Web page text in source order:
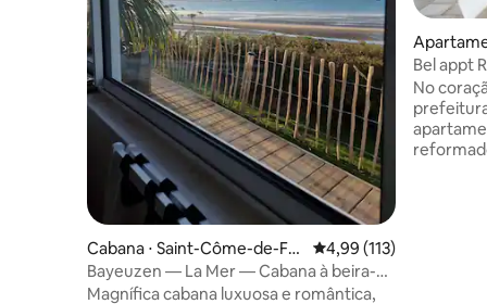
Cabana ⋅ Saint-Côme-de-Fre
sné
4,99 de uma avaliação
4,99 (113)
Bayeuzen — La Mer — Cabana à beira-
mar com vista para o mar 180°
Magnífica cabana luxuosa e romântica,
Bel appt
da cidade
No